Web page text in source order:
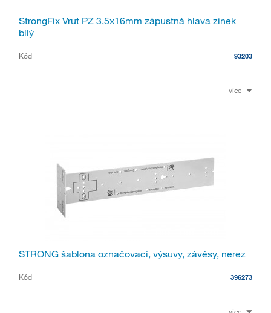
StrongFix Vrut PZ 3,5x16mm zápustná hlava zinek
bílý
Kód 93203
více
STRONG šablona označovací, výsuvy, závěsy, nerez
Kód 396273
více